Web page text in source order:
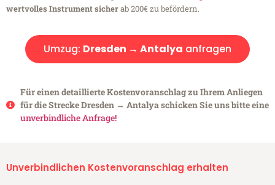
wertvolles Instrument sicherab 200€ zu befördern.
Umzug: Dresden → Antalya anfragen
Für einen detaillierte Kostenvoranschlag zu Ihrem Anliegen
für die Strecke Dresden → Antalya schicken Sie uns bitte eine
unverbindliche Anfrage!
Unverbindlichen Kostenvoranschlag erhalten